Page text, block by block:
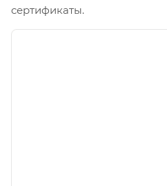
сертификаты.